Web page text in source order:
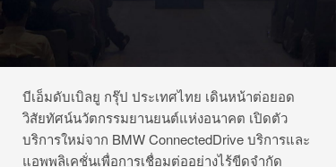
บีเอ็มดับเบิลยู กรุ๊ป ประเทศไทย เดินหน้าต่อยอด
วิสัยทัศน์นวัตกรรมยานยนต์แห่งอนาคต เปิดตัว
บริการใหม่จาก BMW ConnectedDrive บริการและ
แอพพลิเคชั่นเพื่อการเชื่อมต่ออย่างไร้ขีดจำกัด